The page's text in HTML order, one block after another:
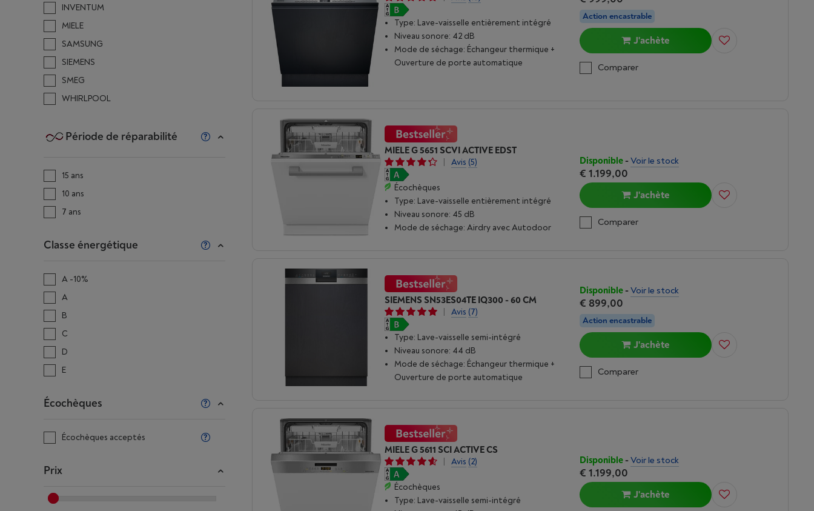
INVENTUM
MIELE
SAMSUNG
SIEMENS
SMEG
WHIRLPOOL
Période de réparabilité
15 ans
10 ans
7 ans
Classe énergétique
A -10%
A
B
C
D
E
Écochèques
Écochèques acceptés
Prix
Type: Lave-vaisselle entièrement intégré
Niveau sonore: 42 dB
Mode de séchage: Échangeur thermique +
Ouverture de porte automatique
Action encastrable
J'achète
Comparer
MIELE G 5651 SCVI ACTIVE EDST
|
Avis (5)
Écochèques
Type: Lave-vaisselle entièrement intégré
Niveau sonore: 45 dB
Mode de séchage: Airdry avec Autodoor
Disponible- Voir le stock
€ 1.199,00
J'achète
Comparer
SIEMENS SN53ES04TE IQ300 - 60 CM
|
Avis (7)
Type: Lave-vaisselle semi-intégré
Niveau sonore: 44 dB
Mode de séchage: Échangeur thermique +
Ouverture de porte automatique
Disponible- Voir le stock
€ 899,00
Action encastrable
J'achète
Comparer
MIELE G 5611 SCI ACTIVE CS
|
Avis (2)
Écochèques
Type: Lave-vaisselle semi-intégré
Disponible- Voir le stock
€ 1.199,00
J'achète